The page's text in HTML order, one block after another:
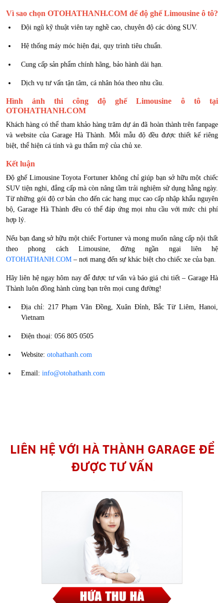
Vì sao chọn OTOHATHANH.COM để độ ghế Limousine ô tô?
Đội ngũ kỹ thuật viên tay nghề cao, chuyên độ các dòng SUV.
Hệ thống máy móc hiện đại, quy trình tiêu chuẩn.
Cung cấp sản phẩm chính hãng, bảo hành dài hạn.
Dịch vụ tư vấn tận tâm, cá nhân hóa theo nhu cầu.
Hình ảnh thi công độ ghế Limousine ô tô tại
OTOHATHANH.COM
Khách hàng có thể tham khảo hàng trăm dự án đã hoàn thành trên fanpage
và website của Garage Hà Thành. Mỗi mẫu độ đều được thiết kế riêng
biệt, thể hiện cá tính và gu thẩm mỹ của chủ xe.
Kết luận
Độ ghế Limousine Toyota Fortuner không chỉ giúp bạn sở hữu một chiếc
SUV tiện nghi, đẳng cấp mà còn nâng tầm trải nghiệm sử dụng hằng ngày.
Từ những gói độ cơ bản cho đến các hạng mục cao cấp nhập khẩu nguyên
bộ, Garage Hà Thành đều có thể đáp ứng mọi nhu cầu với mức chi phí
hợp lý.
Nếu bạn đang sở hữu một chiếc Fortuner và mong muốn nâng cấp nội thất
theo phong cách Limousine, đừng ngần ngại liên hệ
OTOHATHANH.COM – nơi mang đến sự khác biệt cho chiếc xe của bạn.
Hãy liên hệ ngay hôm nay để được tư vấn và báo giá chi tiết – Garage Hà
Thành luôn đồng hành cùng bạn trên mọi cung đường!
Địa chỉ: 217 Phạm Văn Đồng, Xuân Đỉnh, Bắc Từ Liêm, Hanoi,
Vietnam
Điện thoại: 056 805 0505
Website: otohathanh.com
Email: info@otohathanh.com
LIÊN HỆ VỚI HÀ THÀNH GARAGE ĐỂ
ĐƯỢC TƯ VẤN